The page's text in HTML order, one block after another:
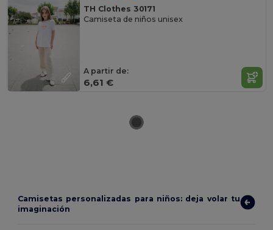
TH Clothes 30171
Camiseta de niños unisex
A partir de:
6,61 €
Camisetas personalizadas para niños: deja volar tu
imaginación